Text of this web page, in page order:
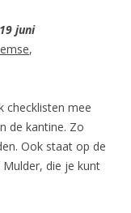
juni
,
checklisten mee
de kantine. Zo
Ook staat op de
die je kunt